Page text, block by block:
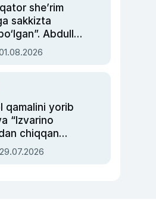
she’rim
sakkizta
Abdulla
siyosiy
asrab
qamalini yorib
“Izvarino
chiqqan
— Ukraina